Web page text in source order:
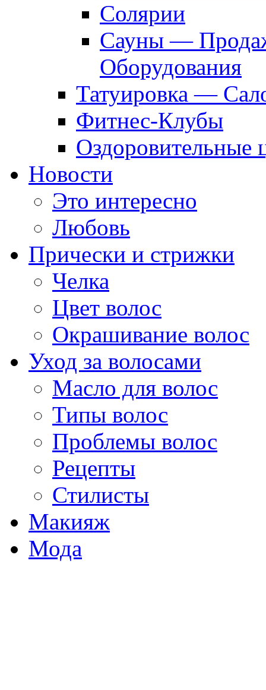
Солярии
Сауны —
Оборудования
Татуировка —
Фитнес-Клубы
Оздоровительные
Новости
Это интересно
Любовь
Прически и стрижки
Челка
Цвет волос
Окрашивание волос
Уход за волосами
Масло для волос
Типы волос
Проблемы волос
Рецепты
Стилисты
Макияж
Мода